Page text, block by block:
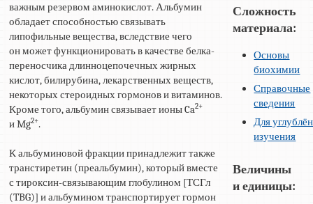
важным резервом аминокислот. Альбумин
обладает способностью связывать
липофильные вещества, вследствие чего
он может функционировать в качестве белка-
переносчика длинноцепочечных жирных
кислот, билирубина, лекарственных веществ,
некоторых стероидных гормонов и витаминов.
Кроме того, альбумин связывает ионы Ca2+
и Mg2+.
К альбуминовой фракции принадлежит также
транстиретин (преальбумин), который вместе
с тироксин-связывающим глобулином [ТСГл
(TBG)] и альбумином транспортирует гормон
Сложность
материала:
Основы
биохимии
Справочные
сведения
Для
изучения
Величины
и единицы: